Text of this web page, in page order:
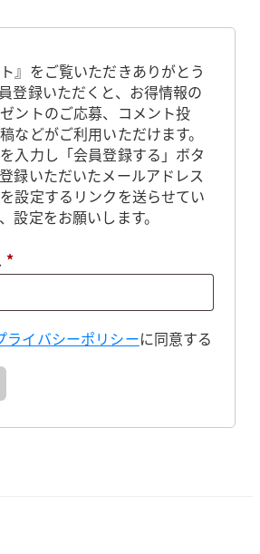
』をご覧いただきありがとう
登録いただくと、お得情報の
ントのご応募、コメント投
などがご利用いただけます。
入力し「会員登録する」ボタ
録いただいたメールアドレス
設定するリンクを送らせてい
設定をお願いします。
*必
ライバシーポリシーに同意する